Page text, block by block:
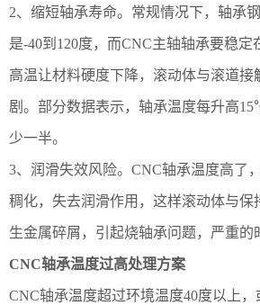
2、缩短轴承寿命。常规情况下，轴承
是-40到120度，而CNC主轴轴承要稳定
高温让材料硬度下降，滚动体与滚道接
剧。部分数据表示，轴承温度每升高
少一半。
3、润滑失效风险。CNC轴承温度高了
稠化，失去润滑作用，这样滚动体与保
生金属碎屑，引起烧轴承问题，严重的
CNC轴承温度过高处理方案
CNC轴承温度超过环境温度40度以上，